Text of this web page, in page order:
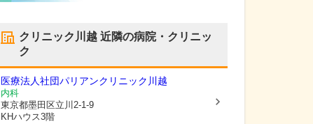
クリニック川越 近隣の病院・クリニッ
ク
医療法人社団パリアンクリニック川越
内科
東京都墨田区立川2-1-9
KHハウス3階